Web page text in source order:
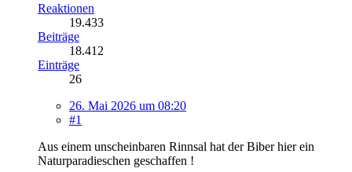
Reaktionen
19.433
Beiträge
18.412
Einträge
26
26. Mai 2026 um 08:20
#1
Aus einem unscheinbaren Rinnsal hat der Biber hier ein
Naturparadieschen geschaffen !